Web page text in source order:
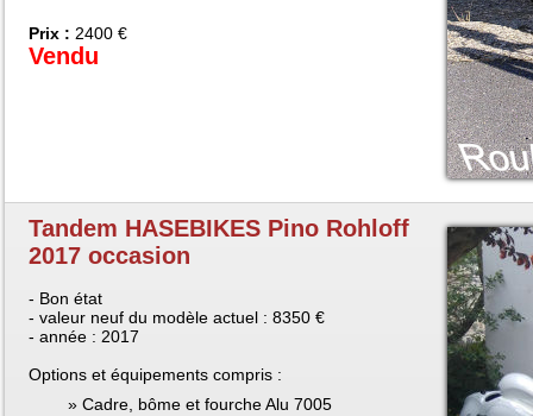
Prix : 2400 €
Vendu
Tandem HASEBIKES Pino Rohloff
2017 occasion
- Bon état
- valeur neuf du modèle actuel : 8350 €
- année : 2017
Options et équipements compris :
Cadre, bôme et fourche Alu 7005